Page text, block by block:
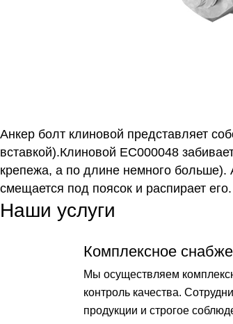
Анкер болт клиновой представляет
вставкой).Клиновой EC000048
крепежа, а по длине немного больше).
смещается под поясок и распирает
Наши услуги
Комплексное
Мы осуществляем
контроль качества.
продукции и строгое